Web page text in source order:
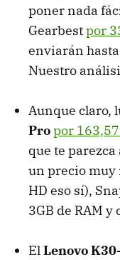
poner nada
Gearbestpor
enviarán
Nuestro
Aunque claro,
Propor
que te
un precio muy
HD eso sí),
3GB de RAM y
ElLenovo